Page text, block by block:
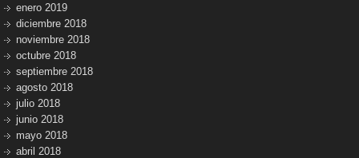
enero 2019
diciembre 2018
noviembre 2018
octubre 2018
septiembre 2018
agosto 2018
julio 2018
junio 2018
mayo 2018
abril 2018